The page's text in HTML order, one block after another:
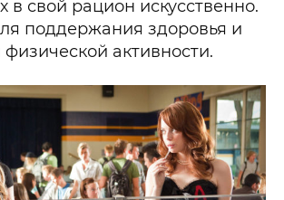
в свой рацион искусственно.
поддержания здоровья и
активности.